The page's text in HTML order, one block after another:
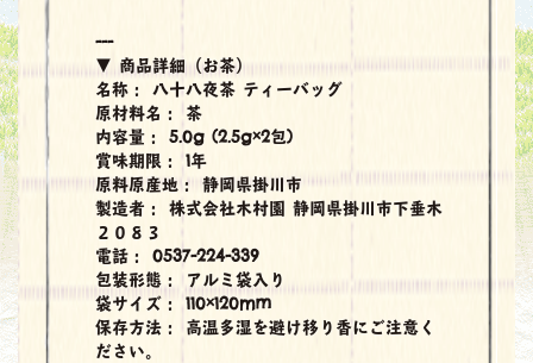
---
▼ 商品詳細（お茶）
名称：
八十八夜茶 ティーバッグ
原材料名： 茶
内容量：
5.0g (2.5g×2包)
賞味期限： 1年
原料原産地：
静岡県掛川市
製造者：
株式会社木村園 静岡県掛川市下垂木
２０８３
電話：
0537-224-339
包装形態：
アルミ袋入り
袋サイズ： 110×120mm
保存方法：
高温多湿を避け移り香にご注意く
ださい。